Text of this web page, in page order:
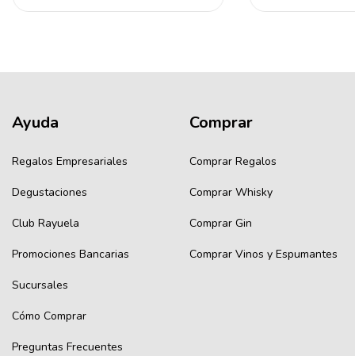
Ayuda
Regalos Empresariales
Degustaciones
Club Rayuela
Promociones Bancarias
Sucursales
Cómo Comprar
Preguntas Frecuentes
Comprar
Comprar Regalos
Comprar Whisky
Comprar Gin
Comprar Vinos y Espumantes